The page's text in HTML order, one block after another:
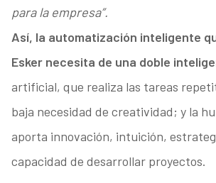
para la empresa”.
Así, la automatización inteligente
Esker necesita de una doble
artificial, que realiza las tareas
baja necesidad de creatividad; y la
aporta innovación, intuición,
capacidad de desarrollar proyectos.